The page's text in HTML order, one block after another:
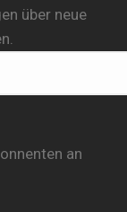
über neue
an